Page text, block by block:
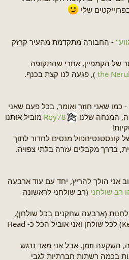
שלי
- החבורה מתקדמת מהעיר קרזק
של הקמפיין, אחרי שהתקופה
the ), פגעה לנו קצת בכנף.
- כמו שאני חוזר ואומר, בכל פעם שאני
המנחה שלנו
Roy78 מוביל אותנו
קונסטנטינופול מנסים לחדור לתוך
בדרך מקבלים עזרה בלתי צפויה.
אני הולך להריץ, יחד עם עוד ארבעה
רב שולחני (רב שולחני לראשונה
(ארבעה שחקנים בכל שולחן),
מנחה (Keeper of Arcane Lore) לכל שולחן ואני אוביל הכל כ- Head
השקעה וזמן, אבל אני מאד נרגש
בכמה רשתות חברתיות לגבי